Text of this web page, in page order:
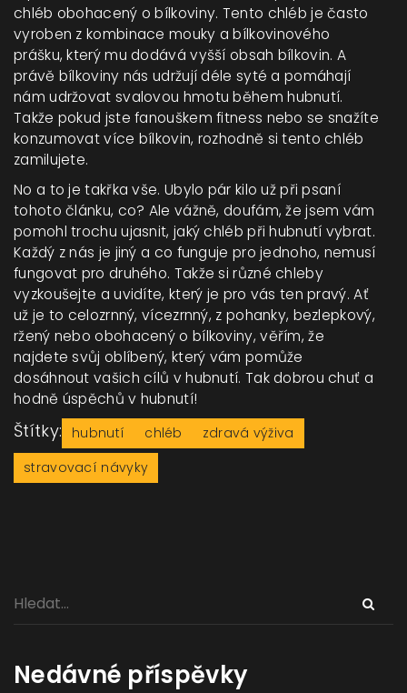
chléb obohacený o bílkoviny. Tento chléb je často
vyroben z kombinace mouky a bílkovinového
prášku, který mu dodává vyšší obsah bílkovin. A
právě bílkoviny nás udržují déle syté a pomáhají
nám udržovat svalovou hmotu během hubnutí.
Takže pokud jste fanouškem fitness nebo se snažíte
konzumovat více bílkovin, rozhodně si tento chléb
zamilujete.
No a to je takřka vše. Ubylo pár kilo už při psaní
tohoto článku, co? Ale vážně, doufám, že jsem vám
pomohl trochu ujasnit, jaký chléb při hubnutí vybrat.
Každý z nás je jiný a co funguje pro jednoho, nemusí
fungovat pro druhého. Takže si různé chleby
vyzkoušejte a uvidíte, který je pro vás ten pravý. Ať
už je to celozrnný, vícezrnný, z pohanky, bezlepkový,
ržený nebo obohacený o bílkoviny, věřím, že
najdete svůj oblíbený, který vám pomůže
dosáhnout vašich cílů v hubnutí. Tak dobrou chuť a
hodně úspěchů v hubnutí!
Štítky: hubnutí chléb
zdravá výživa
stravovací návyky
Nedávné příspěvky